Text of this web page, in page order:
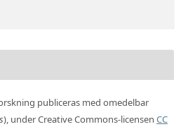
publiceras med omedelbar
), under Creative Commons-licensen CC